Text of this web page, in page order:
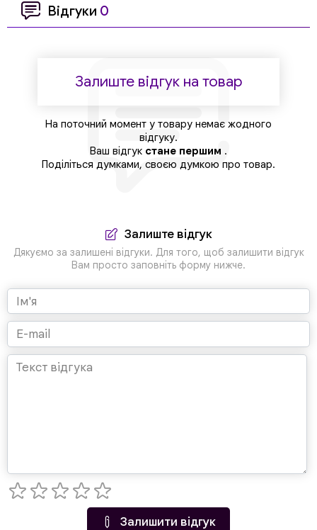
Відгуки 0
Залиште відгук на товар
На поточний момент у товару немає жодного
відгуку.
Ваш відгук стане першим .
Поділіться думками, своєю думкою про товар.
Залиште відгук
Дякуємо за залишені відгуки. Для того, щоб залишити відгук
Вам просто заповніть форму нижче.
Залишити відгук